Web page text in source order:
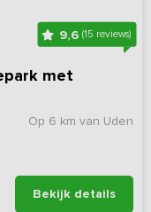
9,6(15 reviews)
met
Op 6 km van Uden
Bekijk details